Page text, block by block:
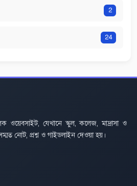
2
24
ওয়েবসাইট, যেখানে স্কুল, কলেজ, মাদ্রাসা ও
নোট, প্রশ্ন ও গাইডলাইন দেওয়া হয়।